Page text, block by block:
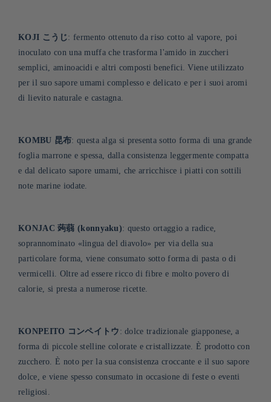
KOJI こうじ: fermento ottenuto da riso cotto al vapore, poi
inoculato con una muffa che trasforma l'amido in zuccheri
semplici, aminoacidi e altri composti benefici. Viene utilizzato
per il suo sapore umami complesso e delicato e per i suoi aromi
di lievito naturale e castagna.
KOMBU 昆布: questa alga si presenta sotto forma di una grande
foglia marrone e spessa, dalla consistenza leggermente compatta
e dal delicato sapore umami, che arricchisce i piatti con sottili
note marine iodate.
KONJAC 蒟蒻 (konnyaku): questo ortaggio a radice,
soprannominato «lingua del diavolo» per via della sua
particolare forma, viene consumato sotto forma di pasta o di
vermicelli. Oltre ad essere ricco di fibre e molto povero di
calorie, si presta a numerose ricette.
KONPEITO コンペイトウ : dolce tradizionale giapponese, a
forma di piccole stelline colorate e cristallizzate. È prodotto con
zucchero. È noto per la sua consistenza croccante e il suo sapore
dolce, e viene spesso consumato in occasione di feste o eventi
religiosi .